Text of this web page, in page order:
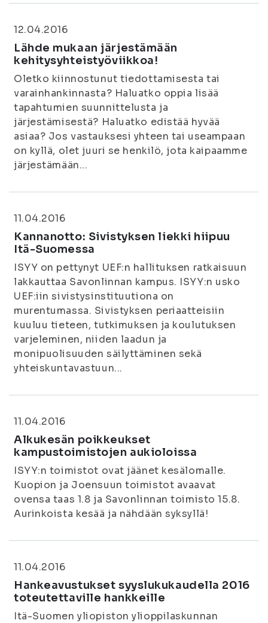
12.04.2016
Lähde mukaan järjestämään
kehitysyhteistyöviikkoa!
Oletko kiinnostunut tiedottamisesta tai
varainhankinnasta? Haluatko oppia lisää
tapahtumien suunnittelusta ja
järjestämisestä? Haluatko edistää hyvää
asiaa? Jos vastauksesi yhteen tai useampaan
on kyllä, olet juuri se henkilö, jota kaipaamme
järjestämään...
11.04.2016
Kannanotto: Sivistyksen liekki hiipuu
Itä-Suomessa
ISYY on pettynyt UEF:n hallituksen ratkaisuun
lakkauttaa Savonlinnan kampus. ISYY:n usko
UEF:iin sivistysinstituutiona on
murentumassa. Sivistyksen periaatteisiin
kuuluu tieteen, tutkimuksen ja koulutuksen
varjeleminen, niiden laadun ja
monipuolisuuden säilyttäminen sekä
yhteiskuntavastuun...
11.04.2016
Alkukesän poikkeukset
kampustoimistojen aukioloissa
ISYY:n toimistot ovat jäänet kesälomalle.
Kuopion ja Joensuun toimistot avaavat
ovensa taas 1.8 ja Savonlinnan toimisto 15.8.
Aurinkoista kesää ja nähdään syksyllä!
11.04.2016
Hankeavustukset syyslukukaudella 2016
toteutettaville hankkeille
Itä-Suomen yliopiston ylioppilaskunnan